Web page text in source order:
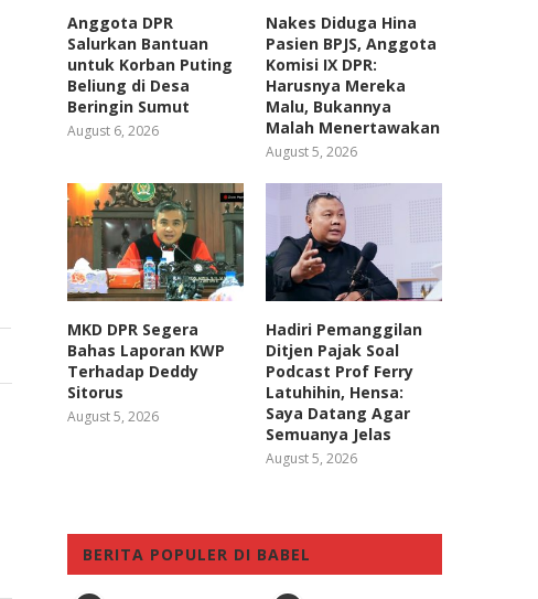
Anggota DPR
Salurkan Bantuan
untuk Korban Puting
Beliung di Desa
Beringin Sumut
August 6, 2026
Nakes Diduga Hina
Pasien BPJS, Anggota
Komisi IX DPR:
Harusnya Mereka
Malu, Bukannya
Malah Menertawakan
August 5, 2026
MKD DPR Segera
Bahas Laporan KWP
Terhadap Deddy
Sitorus
August 5, 2026
Hadiri Pemanggilan
Ditjen Pajak Soal
Podcast Prof Ferry
Latuhihin, Hensa:
Saya Datang Agar
Semuanya Jelas
August 5, 2026
BERITA POPULER DI BABEL